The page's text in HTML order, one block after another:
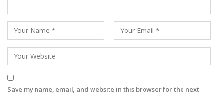
Save my name, email, and website in this browser for the next